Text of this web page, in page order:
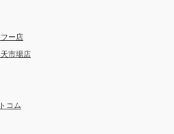
ー店
市場店
コム